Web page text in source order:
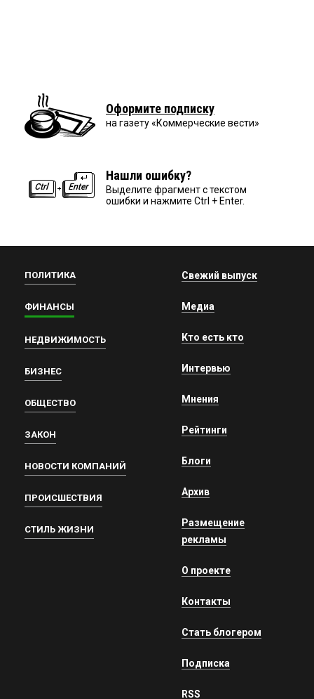
Оформите подписку
на газету «Коммерческие вести»
Нашли ошибку?
Выделите фрагмент с текстом
ошибки и нажмите Ctrl + Enter.
ПОЛИТИКА
ФИНАНСЫ
НЕДВИЖИМОСТЬ
БИЗНЕС
ОБЩЕСТВО
ЗАКОН
НОВОСТИ КОМПАНИЙ
ПРОИСШЕСТВИЯ
СТИЛЬ ЖИЗНИ
Свежий выпуск
Медиа
Кто есть кто
Интервью
Мнения
Рейтинги
Блоги
Архив
Размещение
рекламы
О проекте
Контакты
Стать блогером
Подписка
RSS